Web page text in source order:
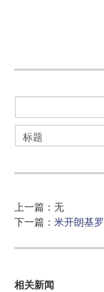
上一篇：无
下一篇： 米开朗基罗
相关新闻